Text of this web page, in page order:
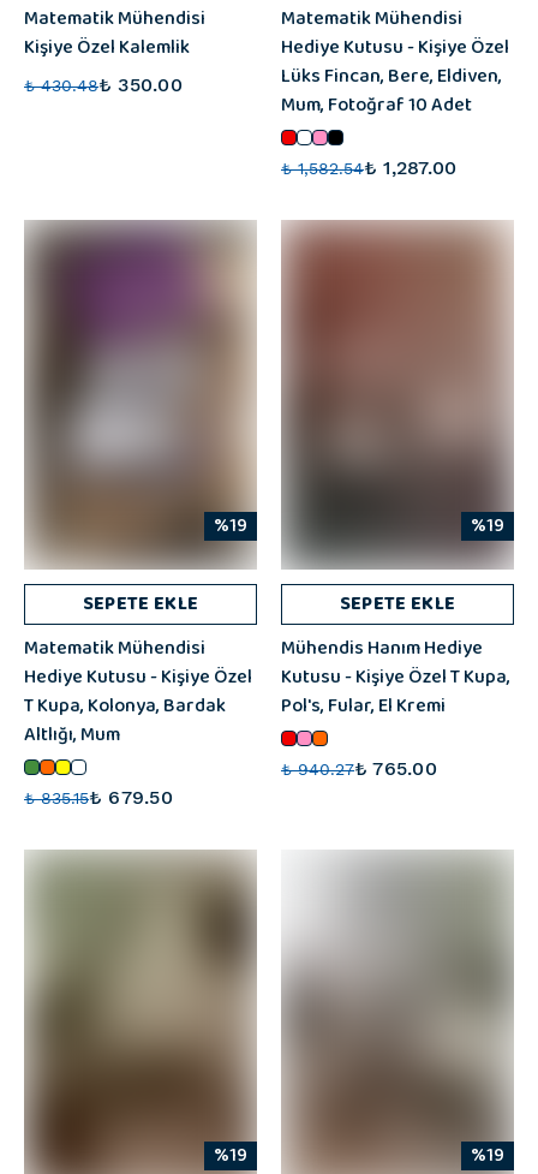
Matematik Mühendisi
Kişiye Özel Kalemlik
₺ 430.48₺ 350.00
Matematik Mühendisi
Hediye Kutusu - Kişiye Özel
Lüks Fincan, Bere, Eldiven,
Mum, Fotoğraf 10 Adet
₺ 1,582.54₺ 1,287.00
%19
SEPETE EKLE
Matematik Mühendisi
Hediye Kutusu - Kişiye Özel
T Kupa, Kolonya, Bardak
Altlığı, Mum
₺ 835.15₺ 679.50
%19
SEPETE EKLE
Mühendis Hanım Hediye
Kutusu - Kişiye Özel T Kupa,
Pol's, Fular, El Kremi
₺ 940.27₺ 765.00
%19 %19